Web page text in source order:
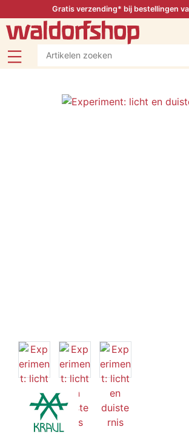
Gratis verzending* bij bestellingen